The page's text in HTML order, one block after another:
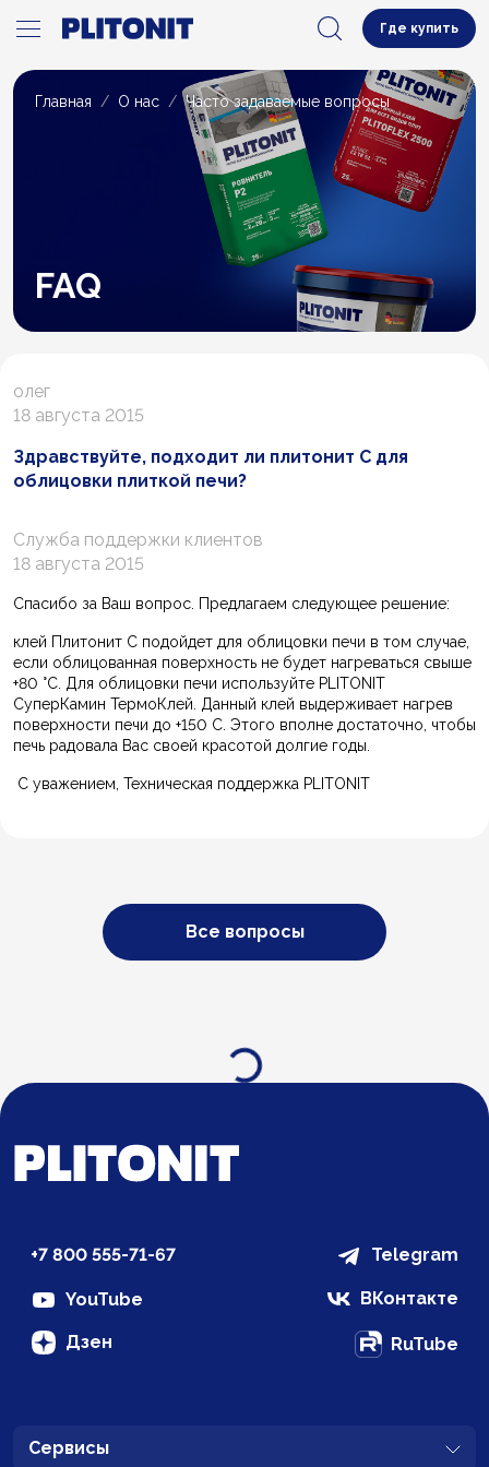
Где купить
Главная О нас Часто задаваемые вопросы
FAQ
олег
18 августа 2015
Здравствуйте, подходит ли плитонит С для
облицовки плиткой печи?
Служба поддержки клиентов
18 августа 2015
Спасибо за Ваш вопрос. Предлагаем следующее решение:
клей Плитонит С подойдет для облицовки печи в том случае,
если облицованная поверхность не будет нагреваться свыше
+80 °C. Для облицовки печи используйте PLITONIT
СуперКамин ТермоКлей. Данный клей выдерживает нагрев
поверхности печи до +150 С. Этого вполне достаточно, чтобы
печь радовала Вас своей красотой долгие годы.
С уважением, Техническая поддержка PLITONIT
Все вопросы
Загрузка...
+7 800 555-71-67 Telegram
YouTube ВКонтакте
Дзен RuTube
Сервисы